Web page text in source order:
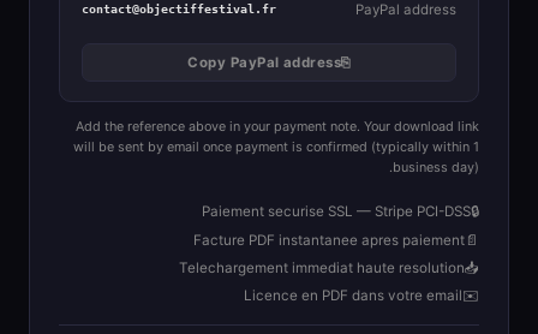
PayPal address
contact@objectiffestival.fr
⎘
Copy PayPal address
Add the reference above in your payment note. Your download link
will be sent by email once payment is confirmed (typically within 1
business day).
🔒
Paiement securise SSL — Stripe PCI-DSS
📄
Facture PDF instantanee apres paiement
📥
Telechargement immediat haute resolution
✉️
Licence en PDF dans votre email